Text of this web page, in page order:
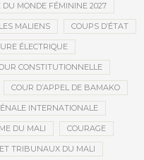
DU MONDE FÉMININE 2027
MALIENS COUPS D’ÉTAT
ÉLECTRIQUE
CONSTITUTIONNELLE
COUR D’APPEL DE BAMAKO
INTERNATIONALE
DU MALI COURAGE
TRIBUNAUX DU MALI